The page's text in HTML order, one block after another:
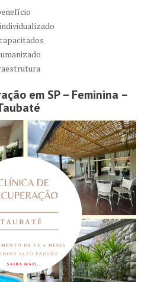
em SP – Feminina –